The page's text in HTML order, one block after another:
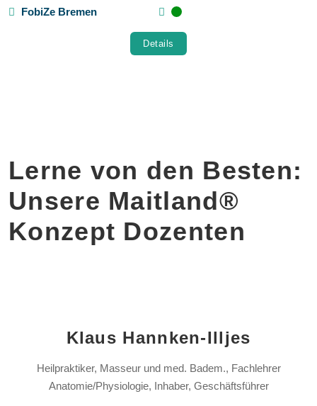
FobiZe Bremen
Details
Lerne von den Besten:
Unsere Maitland®
Konzept Dozenten
Klaus Hannken-Illjes
Heilpraktiker, Masseur und med. Badem., Fachlehrer
Anatomie/Physiologie, Inhaber, Geschäftsführer